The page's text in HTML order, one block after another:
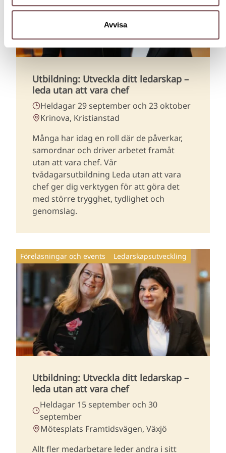
Avvisa
Utbildning: Utveckla ditt ledarskap –
leda utan att vara chef
Heldagar 29 september och 23 oktober
Krinova, Kristianstad
Många har idag en roll där de påverkar,
samordnar och driver arbetet framåt
utan att vara chef. Vår
tvådagarsutbildning Leda utan att vara
chef ger dig verktygen för att göra det
med större trygghet, tydlighet och
genomslag.
Föreläsningar och events Ledarskapsutveckling
Utbildning: Utveckla ditt ledarskap –
leda utan att vara chef
Heldagar 15 september och 30
september
Mötesplats Framtidsvägen, Växjö
Allt fler medarbetare leder andra i sitt